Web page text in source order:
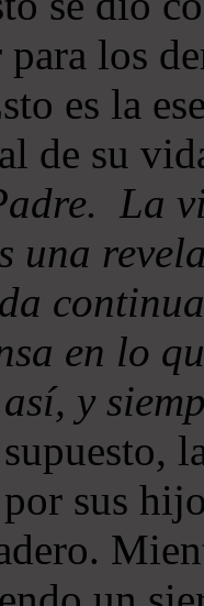
los
es la
de su
La
una
en lo
y
sus